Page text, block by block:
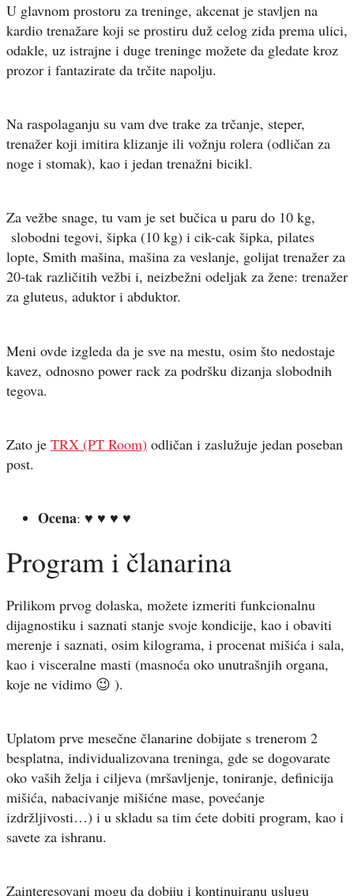
U glavnom prostoru za treninge, akcenat je stavljen na
kardio trenažare koji se prostiru duž celog zida prema ulici,
odakle, uz istrajne i duge treninge možete da gledate kroz
prozor i fantazirate da trčite napolju.
Na raspolaganju su vam dve trake za trčanje, steper,
trenažer koji imitira klizanje ili vožnju rolera (odličan za
noge i stomak), kao i jedan trenažni bicikl.
Za vežbe snage, tu vam je set bučica u paru do 10 kg,
slobodni tegovi, šipka (10 kg) i cik-cak šipka, pilates
lopte, Smith mašina, mašina za veslanje, golijat trenažer za
20-tak različitih vežbi i, neizbežni odeljak za žene: trenažer
za gluteus, aduktor i abduktor.
Meni ovde izgleda da je sve na mestu, osim što nedostaje
kavez, odnosno power rack za podršku dizanja slobodnih
tegova.
Zato je TRX (PT Room) odličan i zaslužuje jedan poseban
post.
Ocena: ♥ ♥ ♥ ♥
Program i članarina
Prilikom prvog dolaska, možete izmeriti funkcionalnu
dijagnostiku i saznati stanje svoje kondicije, kao i obaviti
merenje i saznati, osim kilograma, i procenat mišića i sala,
kao i visceralne masti (masnoća oko unutrašnjih organa,
koje ne vidimo 😉 ).
Uplatom prve mesečne članarine dobijate s trenerom 2
besplatna, individualizovana treninga, gde se dogovarate
oko vaših želja i ciljeva (mršavljenje, toniranje, definicija
mišića, nabacivanje mišićne mase, povećanje
izdržljivosti…) i u skladu sa tim ćete dobiti program, kao i
savete za ishranu.
Zainteresovani mogu da dobiju i kontinuiranu uslugu